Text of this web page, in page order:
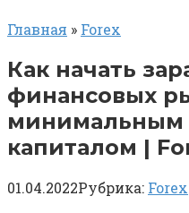
Главная » Forex
Как начать
финансовых
минимальным
капиталом |
01.04.2022Рубрика: Forex